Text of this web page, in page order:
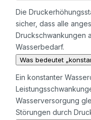
Die
sicher, dass alle
Druckschwankungen
Wasserbedarf.
Was bedeutet
Ein konstanter
Wasserversorgung
Störungen durch